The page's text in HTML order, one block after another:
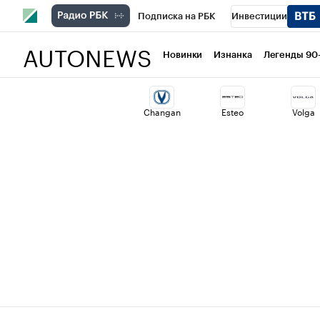
Подписка на РБК Инвестиции
Национальные проекты Город
Кредитные рейтинги Франшизы
AUTONEWS Новинки Изнанка Легенды
Changan Esteo Volga